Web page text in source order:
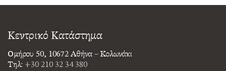
Κεντρικό Κατάστημα
Ομήρου 50, 10672 Αθήνα – Κολωνάκι
Τηλ: +30 210 32 34 380